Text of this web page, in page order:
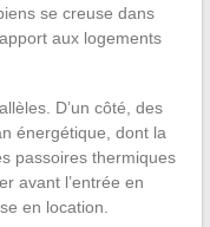
se creuse dans
aux logements
D’un côté, des
énergétique, dont la
passoires thermiques
avant l’entrée en
en location.